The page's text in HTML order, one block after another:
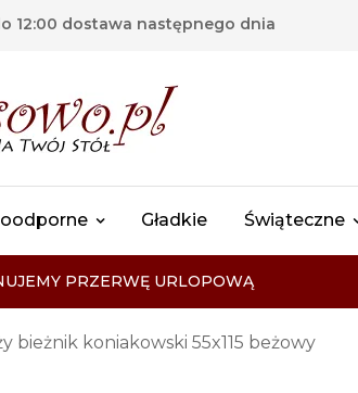
12:00 dostawa następnego dnia
Gładkie Świąteczne
PRZERWĘ URLOPOWĄ
bieżnik koniakowski 55x115 beżowy